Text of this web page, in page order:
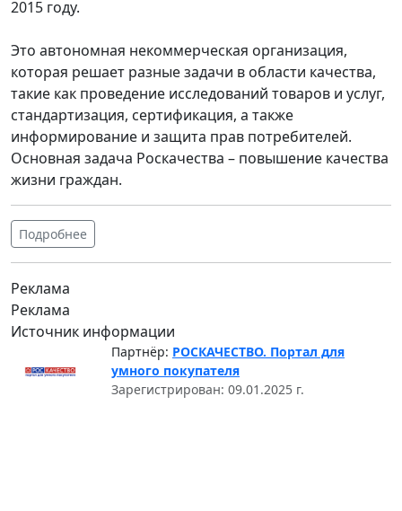
2015 году.
Это автономная некоммерческая организация,
которая решает разные задачи в области качества,
такие как проведение исследований товаров и услуг,
стандартизация, сертификация, а также
информирование и защита прав потребителей.
Основная задача Роскачества – повышение качества
жизни граждан.
Подробнее
Реклама
Реклама
Источник информации
Партнёр: РОСКАЧЕСТВО. Портал для
умного покупателя
Зарегистрирован: 09.01.2025 г.